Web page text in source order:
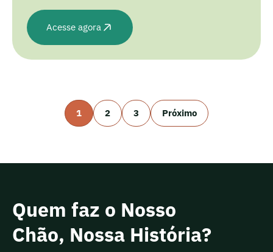
Acesse agora
1 2 3 Próximo
Quem faz o Nosso
Chão, Nossa História?